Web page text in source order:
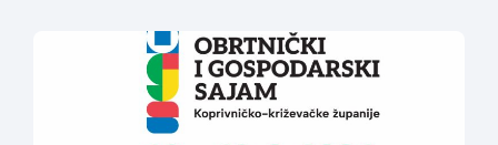
Viškovu, u nedjelju dana 20. rujna 2026. godine
(parkiralište iza zgrade Općine Viškovo, Vozišće
3).Kotizacija iznosi 20,00 EUR po ekipI te uključuje 2 kg
mesa divljači, […]